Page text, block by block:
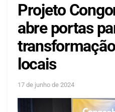
Projeto
abre portas
locais
17 de junho de 2024